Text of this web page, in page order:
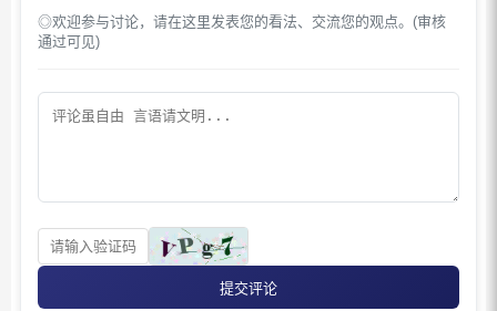
◎欢迎参与讨论，请在这里发表您的看法、交流您的观点。(审核
通过可见)
提交评论